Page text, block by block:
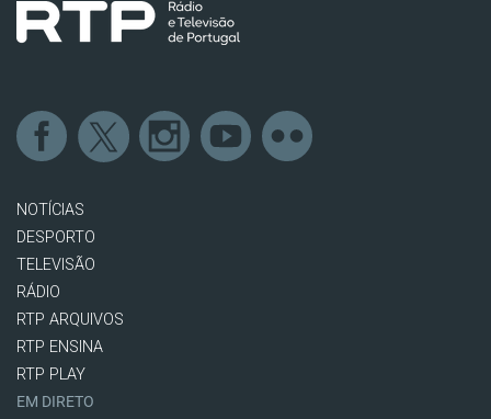
NOTÍCIAS
DESPORTO
TELEVISÃO
RÁDIO
RTP ARQUIVOS
RTP ENSINA
RTP PLAY
EM DIRETO